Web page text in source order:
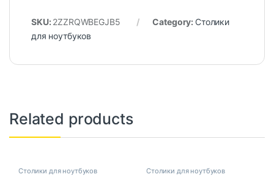
SKU: 2ZZRQWBEGJB5 Category: Столики
для ноутбуков
Related products
Столики для ноутбуков Столики для ноутбуков